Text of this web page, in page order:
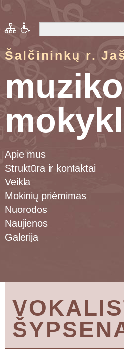
Šalčininkų r.
Apie mus
Struktūra ir kontaktai
Veikla
Mokinių priėmimas
Nuorodos
Naujienos
Galerija